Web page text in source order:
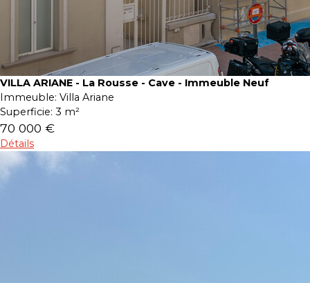
VILLA ARIANE - La Rousse - Cave - Immeuble Neuf
Immeuble: Villa Ariane
Superficie: 3 m²
70 000 €
Détails